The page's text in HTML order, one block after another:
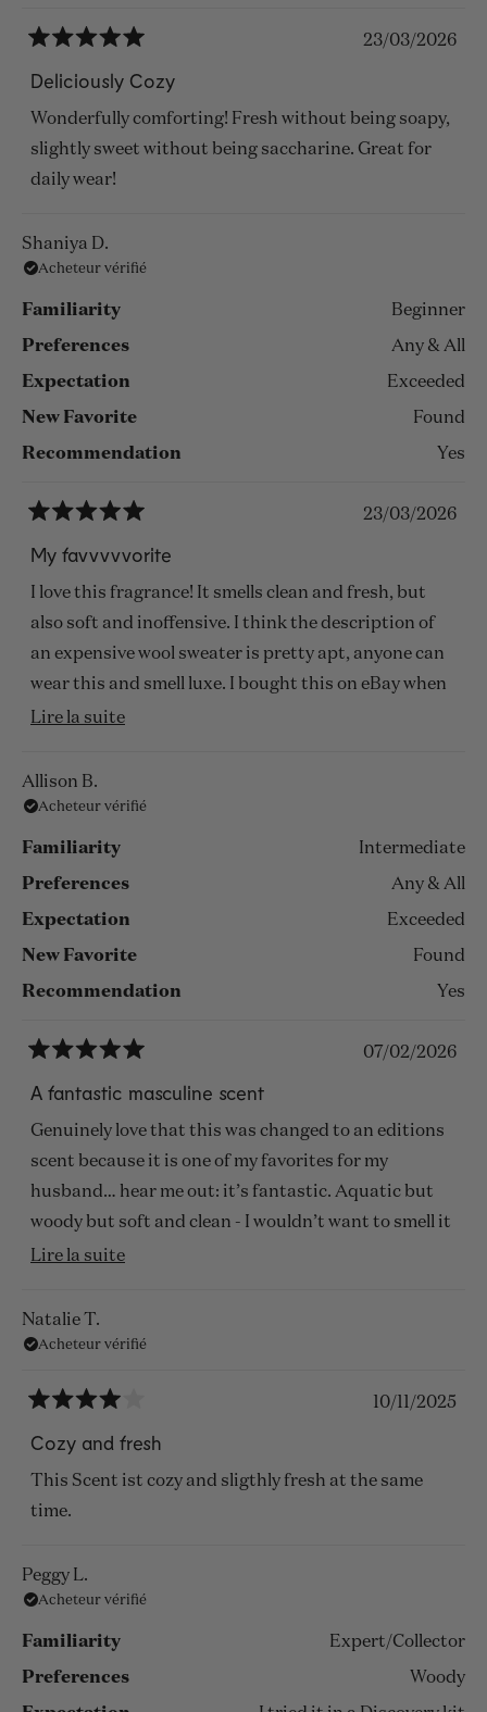
5
sur
5
étoiles
23/03/2026
Deliciously Cozy
Wonderfully comforting! Fresh without being soapy,
slightly sweet without being saccharine. Great for
daily wear!
Shaniya D.
Acheteur vérifié
Familiarity Beginner
Preferences Any & All
Expectation Exceeded
New Favorite Found
Recommendation Yes
5
sur
5
étoiles
23/03/2026
My favvvvvorite
I love this fragrance! It smells clean and fresh, but
also soft and inoffensive. I think the description of
an expensive wool sweater is pretty apt, anyone can
wear this and smell luxe. I bought this on eBay when
it was out of stock and then bought another from
anything lol. I hate writing reviews but I love this one
and had to yap about it
Lire la suiteEn
sur
Allison B.
Acheteur vérifié
Familiarity Intermediate
Preferences Any & All
Expectation Exceeded
New Favorite Found
Recommendation Yes
5
sur
5
étoiles
07/02/2026
A fantastic masculine scent
Genuinely love that this was changed to an editions
scent because it is one of my favorites for my
husband… hear me out: it’s fantastic. Aquatic but
woody but soft and clean - I wouldn’t want to smell it
everywhere because it would take away from how
Lire la suiteEn
sur
Natalie T.
Acheteur vérifié
4
sur
5
étoiles
10/11/2025
Cozy and fresh
This Scent ist cozy and sligthly fresh at the same
time.
Peggy L.
Acheteur vérifié
Familiarity Expert/Collector
Preferences Woody